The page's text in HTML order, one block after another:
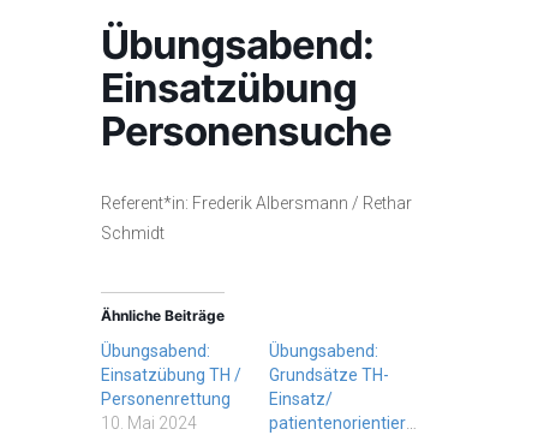
Übungsabend:
Einsatzübung
Personensuche
Referent*in: Frederik Albersmann / Rethar
Schmidt
Ähnliche Beiträge
Übungsabend:
Einsatzübung TH /
Personenrettung
10. Mai 2024
Übungsabend:
Grundsätze TH-
Einsatz/
patientenorientiertes